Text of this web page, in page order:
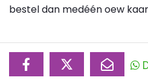
bestel dan medéén oew